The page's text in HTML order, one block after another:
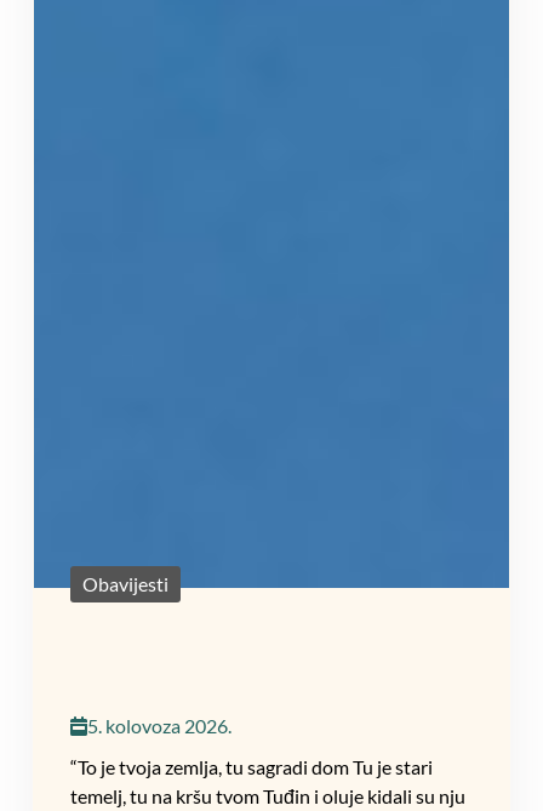
Obavijesti
5. kolovoza 2026.
“To je tvoja zemlja, tu sagradi dom Tu je stari
temelj, tu na kršu tvom Tuđin i oluje kidali su nju